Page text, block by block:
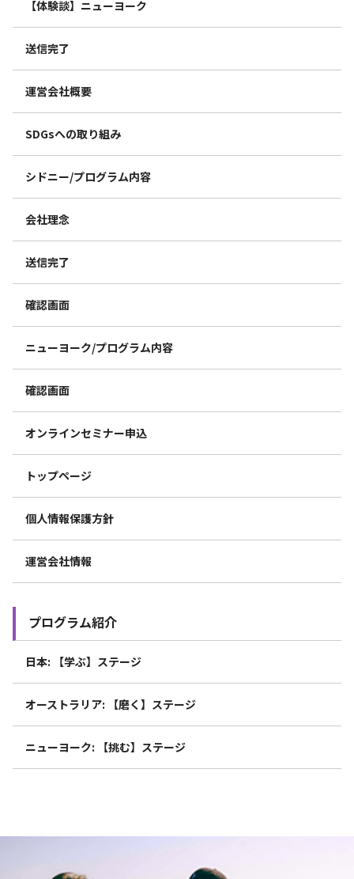
【体験談】ニューヨーク
送信完了
運営会社概要
SDGsへの取り組み
シドニー/プログラム内容
会社理念
送信完了
確認画面
ニューヨーク/プログラム内容
確認画面
オンラインセミナー申込
トップページ
個人情報保護方針
運営会社情報
プログラム紹介
日本: 【学ぶ】ステージ
オーストラリア: 【磨く】ステージ
ニューヨーク: 【挑む】ステージ